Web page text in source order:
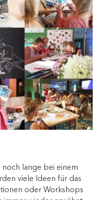
noch lange bei einem
viele Ideen für das
oder Workshops